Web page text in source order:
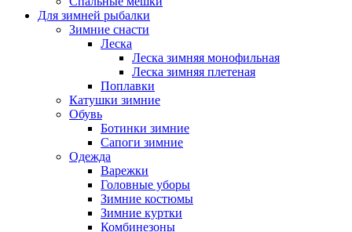
Для зимней рыбалки
Зимние снасти
Леска
Леска зимняя монофильная
Леска зимняя плетеная
Поплавки
Катушки зимние
Обувь
Ботинки зимние
Сапоги зимние
Одежда
Варежки
Головные уборы
Зимние костюмы
Зимние куртки
Комбинезоны